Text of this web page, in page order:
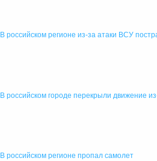
В российском регионе из-за атаки ВСУ
В российском городе перекрыли движение
В российском регионе пропал самолет